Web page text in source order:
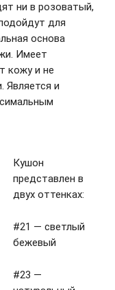
ни в розоватый,
для
основа
Имеет
кожу и не
Является и
Кушон
представлен в
двух оттенках:
#21 — светлый
бежевый
#23 —